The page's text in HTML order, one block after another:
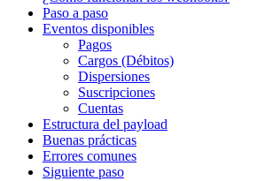
Paso a paso
Eventos disponibles
Pagos
Cargos (Débitos)
Dispersiones
Suscripciones
Cuentas
Estructura del payload
Buenas prácticas
Errores comunes
Siguiente paso